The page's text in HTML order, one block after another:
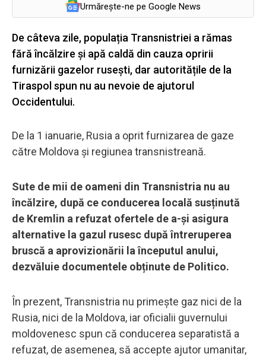
Urmărește-ne pe Google News
De câteva zile, populația Transnistriei a rămas
fără încălzire și apă caldă din cauza opririi
furnizării gazelor rusești, dar autoritățile de la
Tiraspol spun nu au nevoie de ajutorul
Occidentului.
De la 1 ianuarie, Rusia a oprit furnizarea de gaze
către Moldova și regiunea transnistreană.
Sute de mii de oameni din Transnistria nu au
încălzire, după ce conducerea locală susținută
de Kremlin a refuzat ofertele de a-și asigura
alternative la gazul rusesc după întreruperea
bruscă a aprovizionării la începutul anului,
dezvăluie documentele obținute de Politico.
În prezent, Transnistria nu primește gaz nici de la
Rusia, nici de la Moldova, iar oficialii guvernului
moldovenesc spun că conducerea separatistă a
refuzat, de asemenea, să accepte ajutor umanitar,